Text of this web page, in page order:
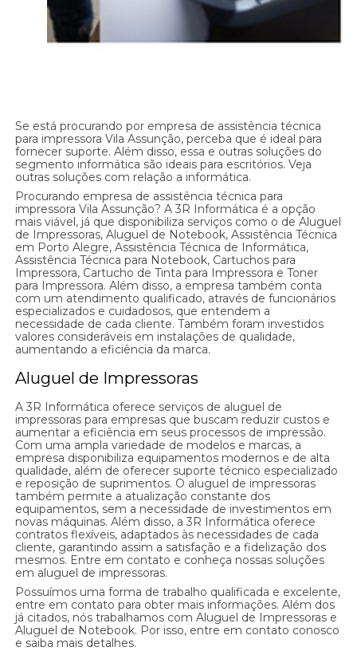
Se está procurando por empresa de assistência técnica
para impressora Vila Assunção, perceba que é ideal para
fornecer suporte. Além disso, essa e outras soluções do
segmento informática são ideais para escritórios. Veja
outras soluções com relação a informática.
Procurando empresa de assistência técnica para
impressora Vila Assunção? A 3R Informática é a opção
mais viável, já que disponibiliza serviços como o de Aluguel
de Impressoras, Aluguel de Notebook, Assistência Técnica
em Porto Alegre, Assistência Técnica de Informática,
Assistência Técnica para Notebook, Cartuchos para
Impressora, Cartucho de Tinta para Impressora e Toner
para Impressora. Além disso, a empresa também conta
com um atendimento qualificado, através de funcionários
especializados e cuidadosos, que entendem a
necessidade de cada cliente. Também foram investidos
valores consideráveis em instalações de qualidade,
aumentando a eficiência da marca.
Aluguel de Impressoras
A 3R Informática oferece serviços de aluguel de
impressoras para empresas que buscam reduzir custos e
aumentar a eficiência em seus processos de impressão.
Com uma ampla variedade de modelos e marcas, a
empresa disponibiliza equipamentos modernos e de alta
qualidade, além de oferecer suporte técnico especializado
e reposição de suprimentos. O aluguel de impressoras
também permite a atualização constante dos
equipamentos, sem a necessidade de investimentos em
novas máquinas. Além disso, a 3R Informática oferece
contratos flexíveis, adaptados às necessidades de cada
cliente, garantindo assim a satisfação e a fidelização dos
mesmos. Entre em contato e conheça nossas soluções
em aluguel de impressoras.
Possuímos uma forma de trabalho qualificada e excelente,
entre em contato para obter mais informações. Além dos
já citados, nós trabalhamos com Aluguel de Impressoras e
Aluguel de Notebook. Por isso, entre em contato conosco
e saiba mais detalhes.